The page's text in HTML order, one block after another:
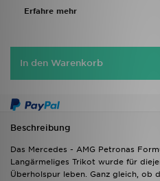
Erfahre mehr
In den Warenkorb
Beschreibung
Das Mercedes - AMG Petronas
Langärmeliges Trikot wurde für
Überholspur leben. Ganz gleich, ob